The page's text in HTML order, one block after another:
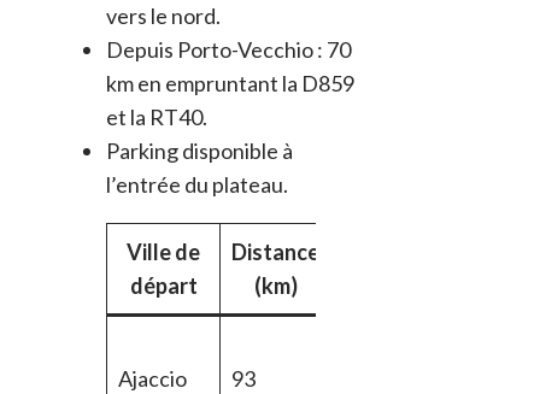
vers le nord.
Depuis Porto-Vecchio : 70
km en empruntant la D859
et la RT40.
Parking disponible à
l’entrée du plateau.
Ville de
départ
Distance
(km)
Ajaccio 93